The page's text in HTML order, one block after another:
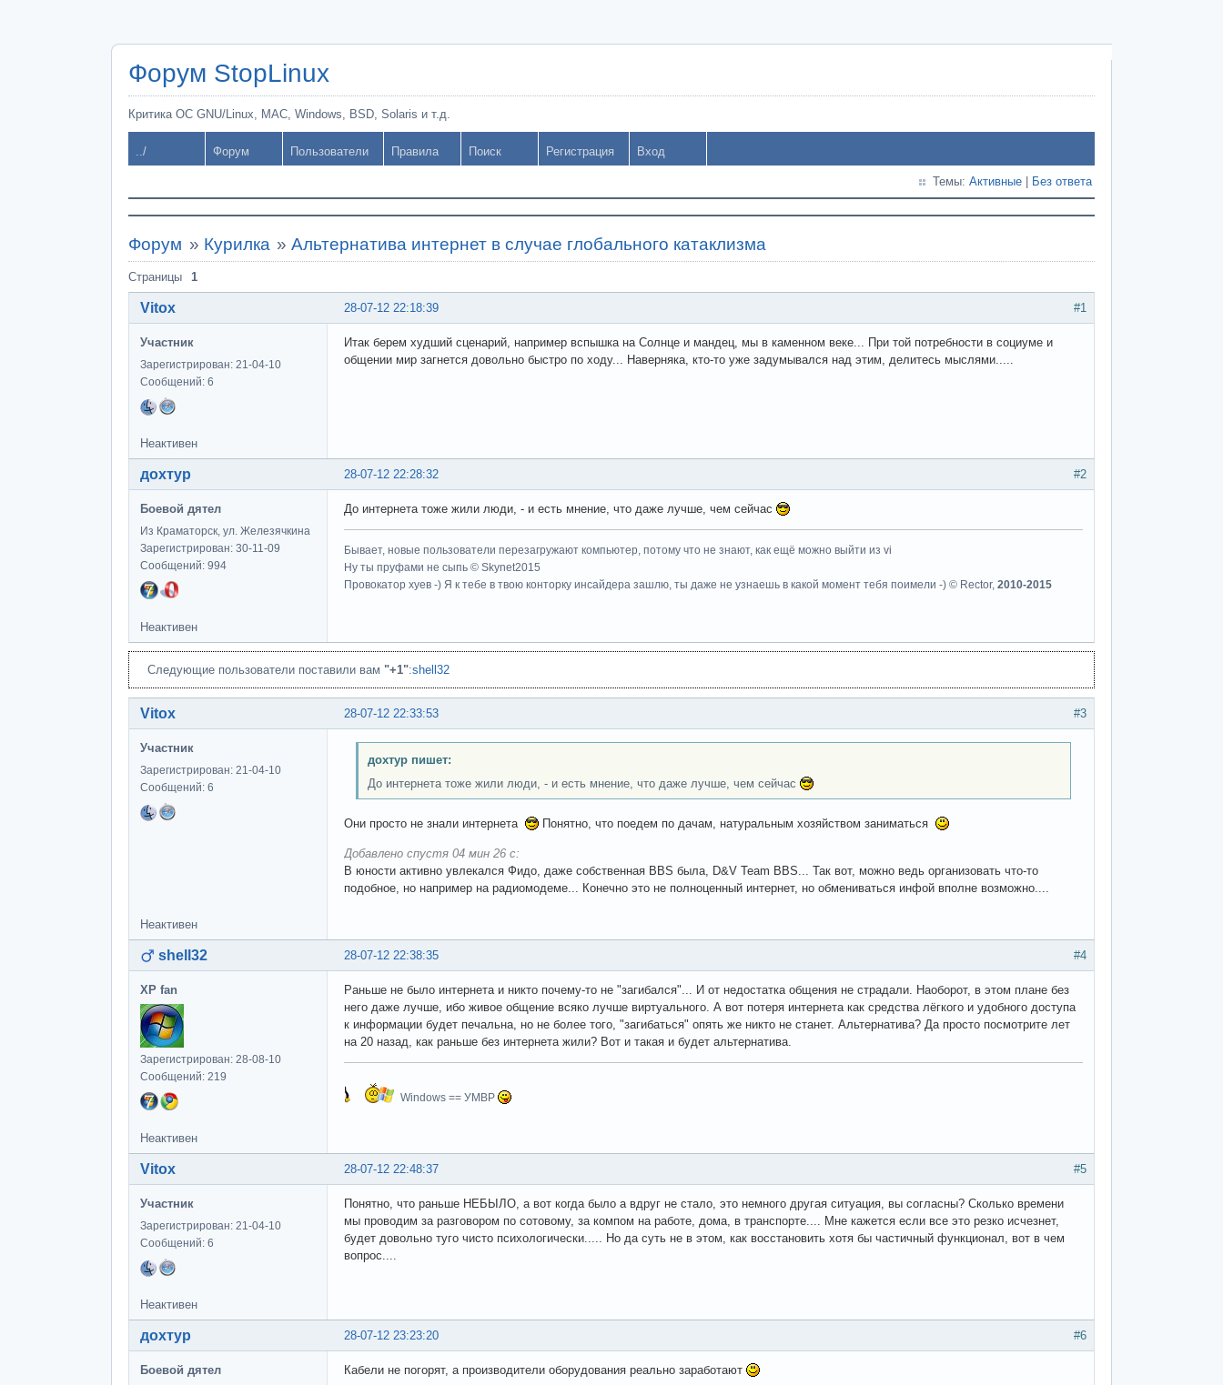
Форум StopLinux
Критика ОС GNU/Linux, MAC, Windows, BSD, Solaris и т.д.
../ Форум Пользователи Правила Поиск Регистрация Вход
Темы: Активные Без ответа
Форум » Курилка »Альтернатива интернет в случае глобального катаклизма
Страницы 1
#1
28-07-12 22:18:39
Vitox
Участник
Зарегистрирован: 21-04-10
Сообщений: 6
Итак берем худший сценарий, например вспышка на Солнце и мандец, мы в каменном веке... При той потребности в социуме и
общении мир загнется довольно быстро по ходу... Наверняка, кто-то уже задумывался над этим, делитесь мыслями.....
Неактивен
#2
28-07-12 22:28:32
дохтур
Боевой дятел
Из Краматорск, ул. Железячкина
Зарегистрирован: 30-11-09
Сообщений: 994
До интернета тоже жили люди, - и есть мнение, что даже лучше, чем сейчас
Бывает, новые пользователи перезагружают компьютер, потому что не знают, как ещё можно выйти из vi
Ну ты пруфами не сыпь © Skynet2015
Провокатор хуев -) Я к тебе в твою конторку инсайдера зашлю, ты даже не узнаешь в какой момент тебя поимели -) © Rector, 2010-2015
Неактивен
Следующие пользователи поставили вам "+1":shell32
#3
28-07-12 22:33:53
Vitox
Участник
Зарегистрирован: 21-04-10
Сообщений: 6
дохтур пишет:
До интернета тоже жили люди, - и есть мнение, что даже лучше, чем сейчас
Они просто не знали интернета Понятно, что поедем по дачам, натуральным хозяйством заниматься
Добавлено спустя 04 мин 26 с:
В юности активно увлекался Фидо, даже собственная BBS была, D&V Team BBS... Так вот, можно ведь организовать что-то
подобное, но например на радиомодеме... Конечно это не полноценный интернет, но обмениваться инфой вполне возможно....
Неактивен
#4
28-07-12 22:38:35
shell32
XP fan
Зарегистрирован: 28-08-10
Сообщений: 219
Раньше не было интернета и никто почему-то не "загибался"... И от недостатка общения не страдали. Наоборот, в этом плане без
него даже лучше, ибо живое общение всяко лучше виртуального. А вот потеря интернета как средства лёгкого и удобного доступа
к информации будет печальна, но не более того, "загибаться" опять же никто не станет. Альтернатива? Да просто посмотрите лет
на 20 назад, как раньше без интернета жили? Вот и такая и будет альтернатива.
Windows == УМВР
Неактивен
#5
28-07-12 22:48:37
Vitox
Участник
Зарегистрирован: 21-04-10
Сообщений: 6
Понятно, что раньше НЕБЫЛО, а вот когда было а вдруг не стало, это немного другая ситуация, вы согласны? Сколько времени
мы проводим за разговором по сотовому, за компом на работе, дома, в транспорте.... Мне кажется если все это резко исчезнет,
будет довольно туго чисто психологически..... Но да суть не в этом, как восстановить хотя бы частичный функционал, вот в чем
вопрос....
Неактивен
#6
28-07-12 23:23:20
дохтур
Боевой дятел Кабели не погорят, а производители оборудования реально заработают